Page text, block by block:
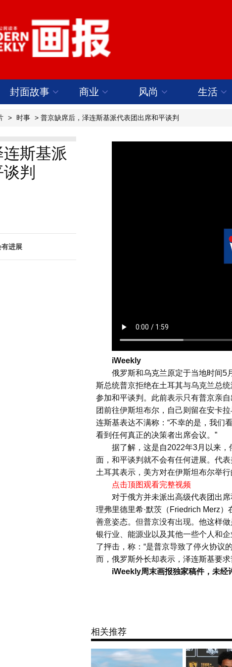
封面故事 商业 风尚 生活
> 时事 > 普京缺席后，泽连斯基派代表团出席和平谈判
斯基派
判
进展
iWeekly
俄罗斯和乌克兰原定于当地时间5
斯总统普京拒绝在土耳其与乌克兰总
参加和平谈判。此前表示只有普京亲
团前往伊斯坦布尔，自己则留在安卡
连斯基表达不满称：“不幸的是，我们
看到任何真正的决策者出席会议。”
据了解，这是自2022年3月以来
面，和平谈判就不会有任何进展。代
土耳其表示，美方对在伊斯坦布尔举行
点击顶图观看完整视频
对于俄方并未派出高级代表团出
理弗里德里希·默茨（Friedrich Merz
善意姿态。但普京没有出现。他这样
银行业、能源业以及其他一些个人和
了抨击，称：“是普京导致了停火协议
而，俄罗斯外长却表示，泽连斯基要求
iWeekly周末画报独家稿件，未经
相关推荐